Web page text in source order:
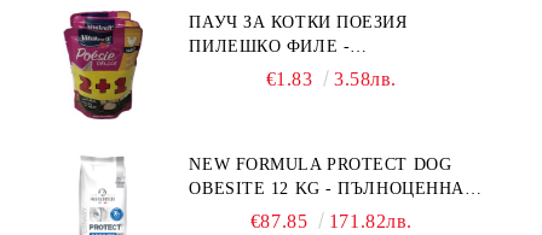
БЕЗ ЗЪРНО, БЕЗ ГЛУТЕН.
ПРОИЗВЕДЕНА ВЪВ ФРАНЦИЯ.
ПАУЧ ЗА КОТКИ ПОЕЗИЯ
ПИЛЕШКО ФИЛЕ -
ПРОМОКОМПЛЕКТ 3 БР.
€1.83 3.58лв.
NEW FORMULA PROTECT DOG
OBESITE 12 KG - ПЪЛНОЦЕННА
ДИЕТИЧНА ХРАНА ЗА КУЧЕТА
€87.85 171.82лв.